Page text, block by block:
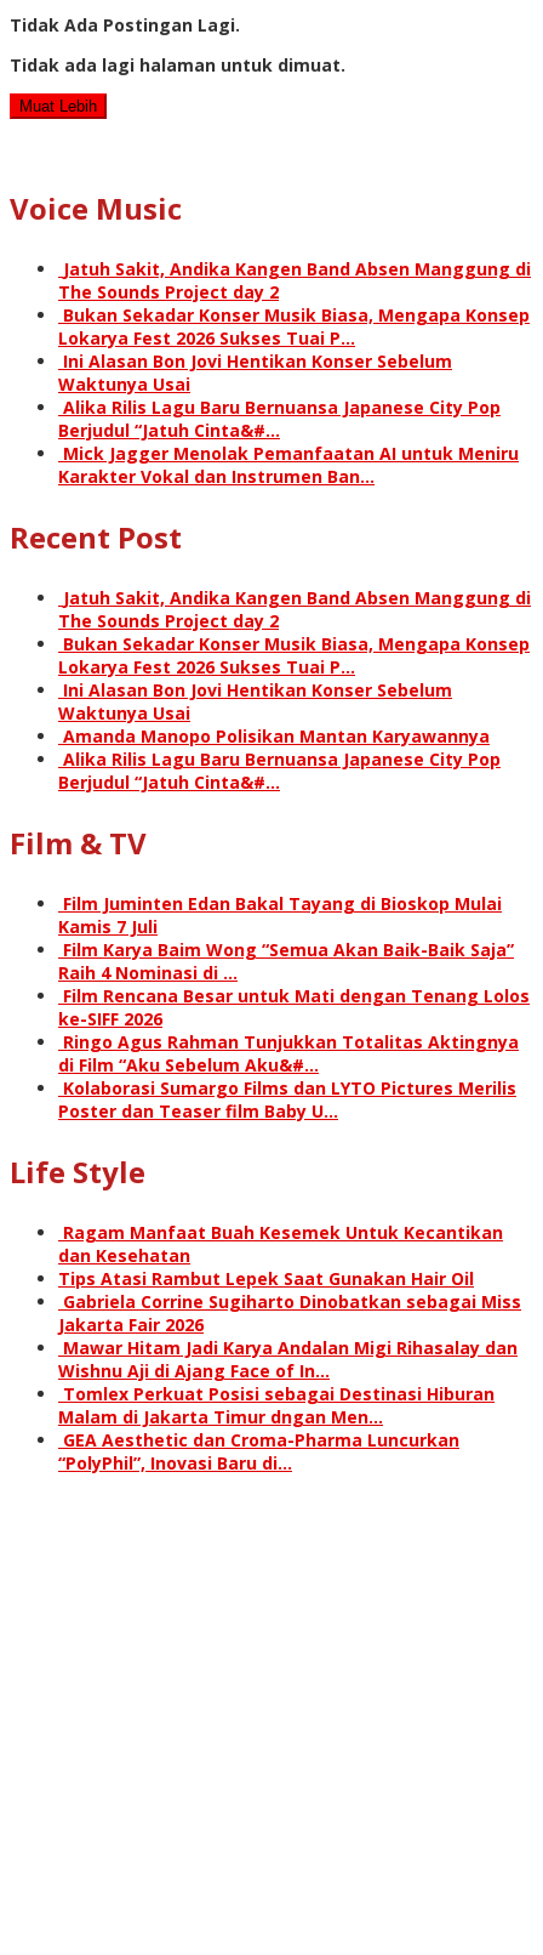
Tidak Ada Postingan Lagi.
Tidak ada lagi halaman untuk dimuat.
Muat Lebih
Voice Music
Jatuh Sakit, Andika Kangen Band Absen Manggung di
The Sounds Project day 2
Bukan Sekadar Konser Musik Biasa, Mengapa Konsep
Lokarya Fest 2026 Sukses Tuai P…
Ini Alasan Bon Jovi Hentikan Konser Sebelum
Waktunya Usai
Alika Rilis Lagu Baru Bernuansa Japanese City Pop
Berjudul “Jatuh Cinta&#…
Mick Jagger Menolak Pemanfaatan AI untuk Meniru
Karakter Vokal dan Instrumen Ban…
Recent Post
Jatuh Sakit, Andika Kangen Band Absen Manggung di
The Sounds Project day 2
Bukan Sekadar Konser Musik Biasa, Mengapa Konsep
Lokarya Fest 2026 Sukses Tuai P…
Ini Alasan Bon Jovi Hentikan Konser Sebelum
Waktunya Usai
Amanda Manopo Polisikan Mantan Karyawannya
Alika Rilis Lagu Baru Bernuansa Japanese City Pop
Berjudul “Jatuh Cinta&#…
Film & TV
Film Juminten Edan Bakal Tayang di Bioskop Mulai
Kamis 7 Juli
Film Karya Baim Wong “Semua Akan Baik-Baik Saja”
Raih 4 Nominasi di …
Film Rencana Besar untuk Mati dengan Tenang Lolos
ke-SIFF 2026
Ringo Agus Rahman Tunjukkan Totalitas Aktingnya
di Film “Aku Sebelum Aku&#…
Kolaborasi Sumargo Films dan LYTO Pictures Merilis
Poster dan Teaser film Baby U…
Life Style
Ragam Manfaat Buah Kesemek Untuk Kecantikan
dan Kesehatan
Tips Atasi Rambut Lepek Saat Gunakan Hair Oil
Gabriela Corrine Sugiharto Dinobatkan sebagai Miss
Jakarta Fair 2026
Mawar Hitam Jadi Karya Andalan Migi Rihasalay dan
Wishnu Aji di Ajang Face of In…
Tomlex Perkuat Posisi sebagai Destinasi Hiburan
Malam di Jakarta Timur dngan Men…
GEA Aesthetic dan Croma-Pharma Luncurkan
“PolyPhil”, Inovasi Baru di…